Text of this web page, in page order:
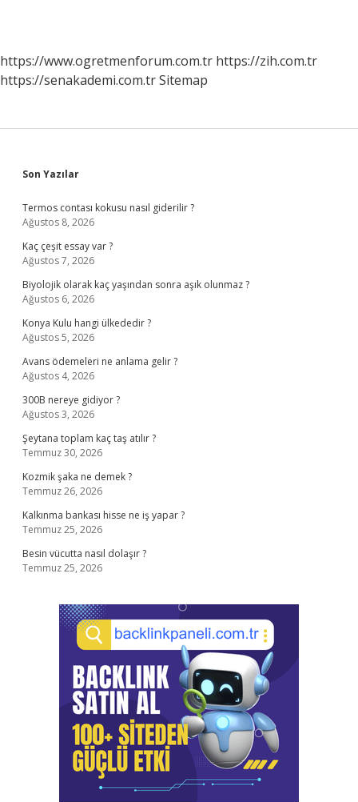
https://www.ogretmenforum.com.tr https://zih.com.tr
https://senakademi.com.trSitemap
Sidebar
Son Yazılar
Termos contası kokusu nasıl giderilir ?
Ağustos 8, 2026
Kaç çeşit essay var ?
Ağustos 7, 2026
Biyolojik olarak kaç yaşından sonra aşık olunmaz ?
Ağustos 6, 2026
Konya Kulu hangi ülkededir ?
Ağustos 5, 2026
Avans ödemeleri ne anlama gelir ?
Ağustos 4, 2026
300B nereye gidiyor ?
Ağustos 3, 2026
Şeytana toplam kaç taş atılır ?
Temmuz 30, 2026
Kozmik şaka ne demek ?
Temmuz 26, 2026
Kalkınma bankası hisse ne iş yapar ?
Temmuz 25, 2026
Besin vücutta nasıl dolaşır ?
Temmuz 25, 2026